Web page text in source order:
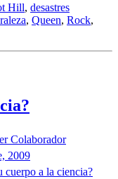
Hill, desastres
, Queen, Rock,
Colaborador
2009
cuerpo a la ciencia?